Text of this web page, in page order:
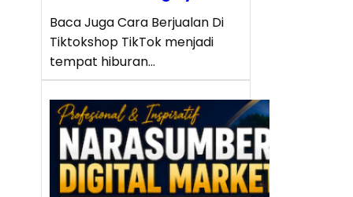
Baca Juga Cara Berjualan Di
Tiktokshop TikTok menjadi
tempat hiburan…